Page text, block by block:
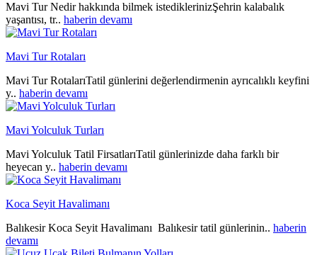
Mavi Tur Nedir hakkında bilmek istediklerinizŞehrin kalabalık
yaşantısı, tr.. haberin devamı
Mavi Tur Rotaları
Mavi Tur RotalarıTatil günlerini değerlendirmenin ayrıcalıklı keyfini
y.. haberin devamı
Mavi Yolculuk Turları
Mavi Yolculuk Tatil FirsatlarıTatil günlerinizde daha farklı bir
heyecan y.. haberin devamı
Koca Seyit Havalimanı
Balıkesir Koca Seyit Havalimanı Balıkesir tatil günlerinin.. haberin
devamı